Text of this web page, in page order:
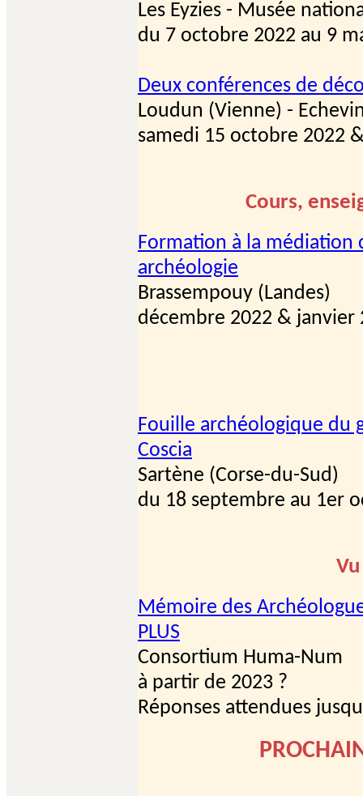
Les Eyzies - Musée
du 7 octobre 2022 au 9
Deux conférences de
Loudun (Vienne) -
samedi 15 octobre 2022
Cours,
Formation à la
archéologie
Brassempouy (Landes)
décembre 2022 & janvier
Fouille archéologique du
Coscia
Sartène (Corse-du-Sud)
du 18 septembre au 1er
Mémoire des
PLUS
Consortium Huma-Num
à partir de 2023 ?
Réponses attendues